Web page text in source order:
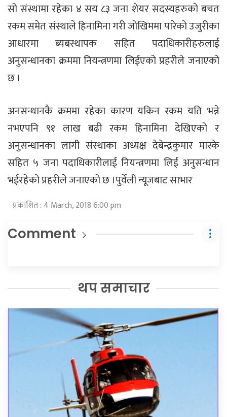
सो संस्थामा रहेका ४ सय ८३ जना शेयर सदस्यहरुको बचत
रकम समेत संस्थाले हिनामिना गरी जोखिममा पारेको उजुरीका
आधारमा ब्यबस्थापक सहित पदाधिकारीहरुलाई
अनुसन्धानका क्रममा नियन्त्रणमा लिईएको प्रहरीले जनाएको
छ ।
अनसन्धानकै क्रममा रहेका कारण यकिन रकम यति भन्ने
नभएपनि ९१ लाख बढी रकम हिनामिना देखिएको र
अनुसन्धानका लागी संस्थाका अध्यक्ष देबेन्द्रकुमार मास्के
सहित ५ जना पदाधिकारीलाई नियन्त्रणमा लिई अनुसन्धान
भईरहेको प्रहरीले जनाएको छ ।पुर्वेली न्यूजबाट साभार
प्रकाशित : 4 March, 2018 6:00 pm
Comment
थप समाचार